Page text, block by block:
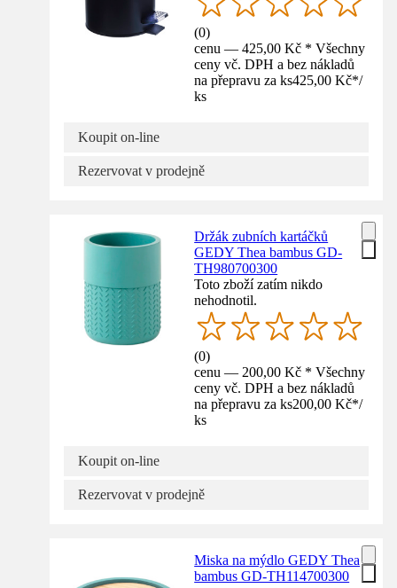
(0)
cenu — 425,00 Kč * Všechny
ceny vč. DPH a bez nákladů
na přepravu za ks425,00 Kč*/
ks
Koupit on-line
Rezervovat v prodejně
Držák zubních kartáčků
GEDY Thea bambus GD-
TH980700300
Toto zboží zatím nikdo
nehodnotil.
(0)
cenu — 200,00 Kč * Všechny
ceny vč. DPH a bez nákladů
na přepravu za ks200,00 Kč*/
ks
Koupit on-line
Rezervovat v prodejně
Miska na mýdlo GEDY Thea
bambus GD-TH114700300